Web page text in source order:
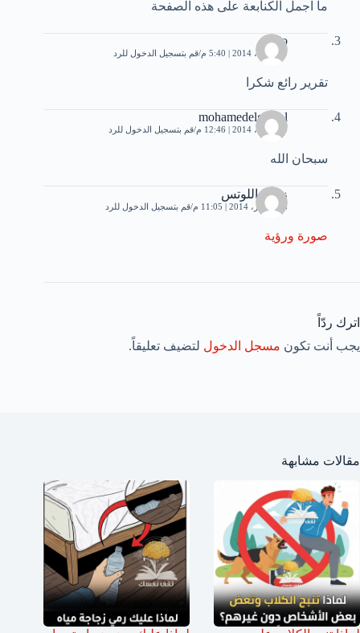
ما اجمل الكنابعة على هذه الصفحة
jojo
29 أبريل، 2014 | 5:40 م قم بتسجيل الدخول للرد
تقرير رائع شكرا
mohamedelgamal
30 أبريل، 2014 | 12:46 م قم بتسجيل الدخول للرد
سبحان الله
زهرة اللوتس
8 ديسمبر، 2014 | 11:05 م قم بتسجيل الدخول للرد
صورة ورؤية
اترك ردّاً
يجب أنت تكون مسجل الدخول لتضيف تعليقاً.
مقالات مشابهة